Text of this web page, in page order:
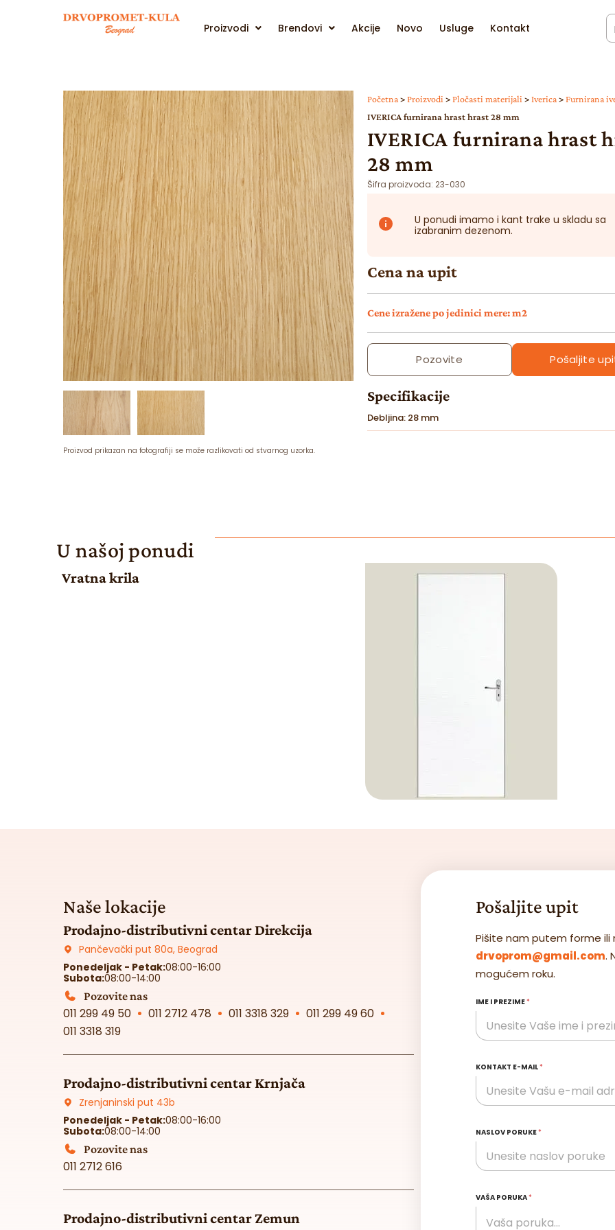
Proizvodi Brendovi Akcije Novo Usluge Kontakt
Proizvod prikazan na fotografiji se može razlikovati od stvarnog uzorka.
Početna> Proizvodi> Pločasti materijali> Iverica> Furnirana
IVERICA furnirana hrast hrast 28 mm
IVERICA furnirana hrast
28 mm
Šifra proizvoda: 23-030
U ponudi imamo i kant trake u skladu sa
izabranim dezenom.
Cena na upit
Cene izražene po jedinici mere: m2
Pozovite Pošaljite
Specifikacije
Debljina: 28 mm
U našoj ponudi
Vratna krila
Naše lokacije
Prodajno-distributivni centar Direkcija
Pančevački put 80a, Beograd
Ponedeljak - Petak:08:00-16:00
Subota:08:00-14:00
Pozovite nas
011 299 49 50 011 2712 478 011 3318 329
011 299 49 60
011 3318 319
Prodajno-distributivni centar Krnjača
Zrenjaninski put 43b
Ponedeljak - Petak:08:00-16:00
Subota:08:00-14:00
Pozovite nas
011 2712 616
Prodajno-distributivni centar Zemun
Pošaljite upit
Pišite nam putem forme
drvoprom@gmail.com.
mogućem roku.
IME I PREZIME*
KONTAKT E-MAIL*
NASLOV PORUKE*
VAŠA PORUKA*